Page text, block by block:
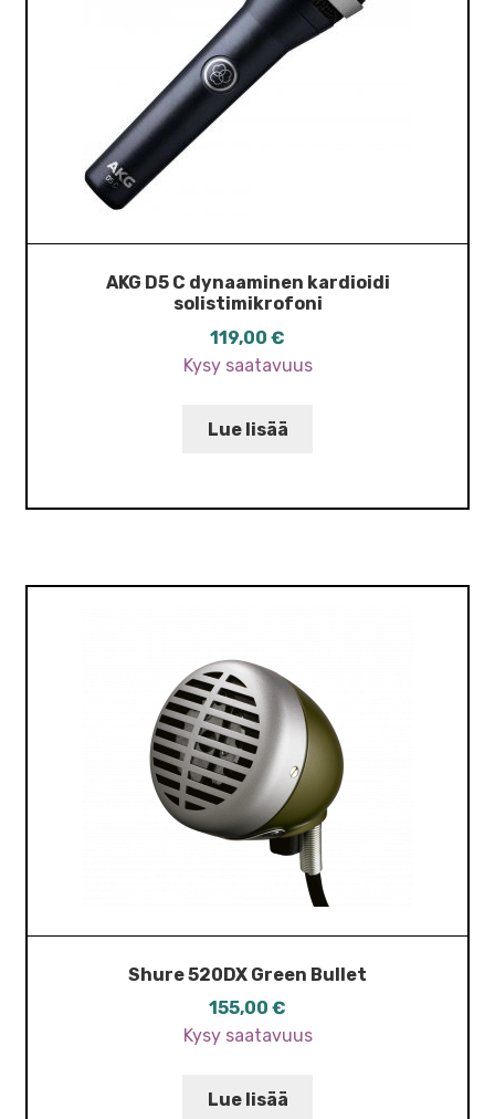
AKG D5 C dynaaminen kardioidi
solistimikrofoni
119,00 €
Kysy saatavuus
Lue lisää
Shure 520DX Green Bullet
155,00 €
Kysy saatavuus
Lue lisää